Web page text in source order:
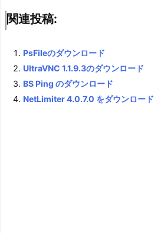
関連投稿:
PsFileのダウンロード
UltraVNC 1.1.9.3のダウンロード
BS Ping のダウンロード
NetLimiter 4.0.7.0 をダウンロード